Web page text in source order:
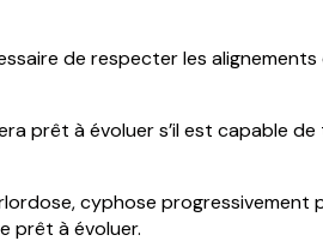
de respecter les
prêt à évoluer s’il est capable
cyphose
prêt à évoluer.